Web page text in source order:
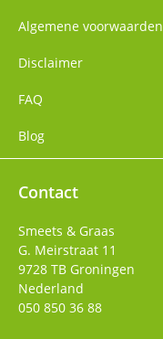
Algemene voorwaarden
Disclaimer
FAQ
Blog
Contact
Smeets & Graas
G. Meirstraat 11
9728 TB Groningen
Nederland
050 850 36 88